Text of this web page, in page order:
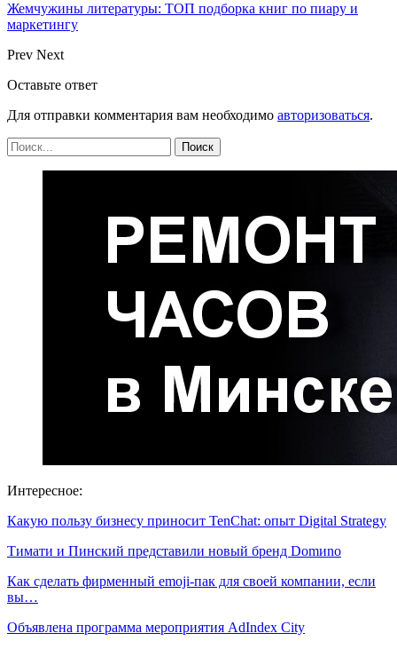
Жемчужины литературы: ТОП подборка книг по пиару и
маркетингу
Prev Next
Оставьте ответ
Для отправки комментария вам необходимо авторизоваться.
Интересное:
Какую пользу бизнесу приносит TenChat: опыт Digital Strategy
Тимати и Пинский представили новый бренд Domиno
Как сделать фирменный emoji-пак для своей компании, если
вы…
Объявлена программа мероприятия AdIndex City